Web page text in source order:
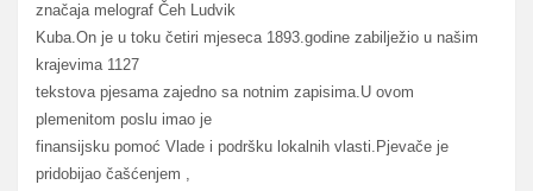
značaja melograf Čeh Ludvik
Kuba.On je u toku četiri mjeseca 1893.godine zabilježio u našim
krajevima 1127
tekstova pjesama zajedno sa notnim zapisima.U ovom
plemenitom poslu imao je
finansijsku pomoć Vlade i podršku lokalnih vlasti.Pjevače je
pridobijao čašćenjem ,